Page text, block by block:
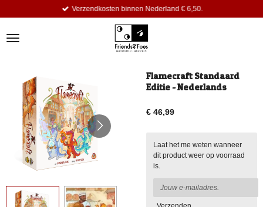
de
Verzendkosten binnen Nederland € 6,50.
Flamecraft Standaard
Editie - Nederlands
€ 46,99
Laat het me weten wanneer
dit product weer op voorraad
is.